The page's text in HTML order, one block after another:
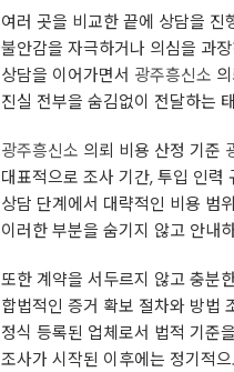
여러 곳을 비교한 끝에 상담을
불안감을 자극하거나 의심을 과
상담을 이어가면서 광주흥신소
진실 전부을 숨김없이 전달하는
광주흥신소 의뢰 비용 산정 기준
대표적으로 조사 기간, 투입 인력
상담 단계에서 대략적인 비용 범
이러한 부분을 숨기지 않고 안내
또한 계약을 서두르지 않고 충분
합법적인 증거 확보 절차와 방법
정식 등록된 업체로서 법적 기준
조사가 시작된 이후에는 정기적